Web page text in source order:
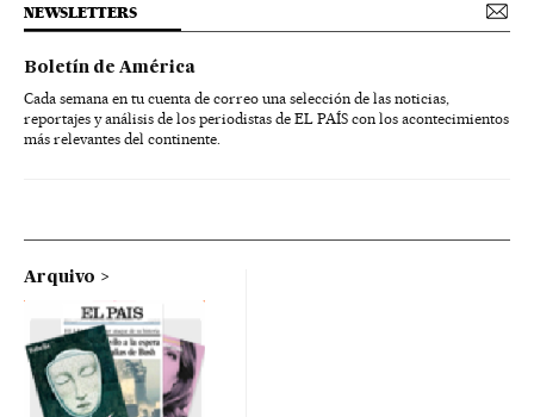
NEWSLETTERS
Boletín de América
Cada semana en tu cuenta de correo una selección de las noticias,
reportajes y análisis de los periodistas de EL PAÍS con los acontecimientos
más relevantes del continente.
Arquivo